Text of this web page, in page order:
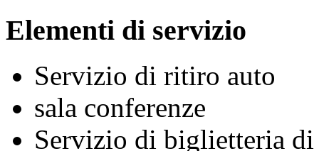
Elementi di servizio
Servizio di ritiro auto
sala conferenze
Servizio di biglietteria